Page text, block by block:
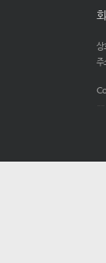
법인/체
상
주